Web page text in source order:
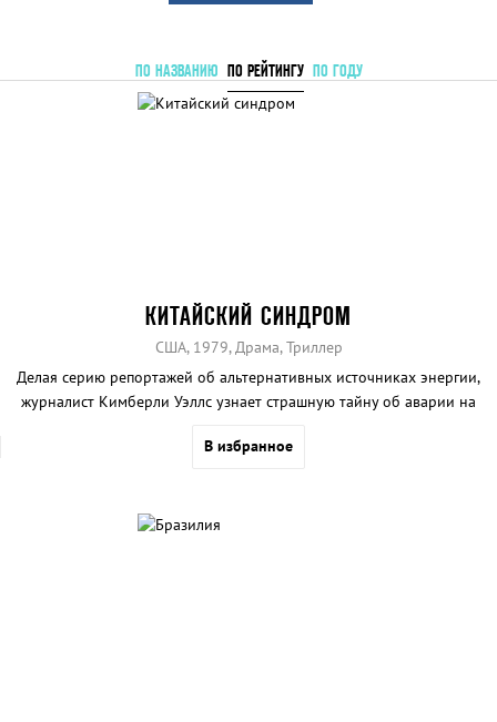
ПО НАЗВАНИЮ ПО РЕЙТИНГУ ПО ГОДУ
КИТАЙСКИЙ СИНДРОМ
США, 1979, Драма, Триллер
Делая серию репортажей об альтернативных источниках энергии,
журналист Кимберли Уэллс узнает страшную тайну об аварии на
предать происшествие огласке, но поставить под угрозу
В избранное